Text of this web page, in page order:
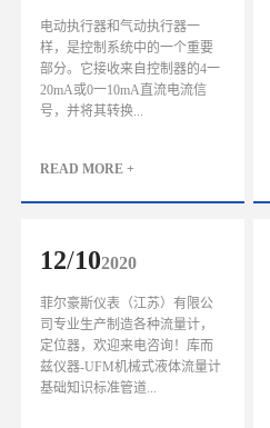
电动执行器和气动执行器一
样，是控制系统中的一个重要
部分。它接收来自控制器的4一
20mA或0一10mA直流电流信
号，并将其转换...
READ MORE +
12/102020
菲尔豪斯仪表（江苏）有限公
司专业生产制造各种流量计，
定位器，欢迎来电咨询！库而
兹仪器-UFM机械式液体流量计
基础知识标准管道...